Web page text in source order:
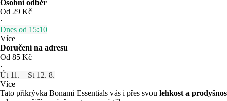
Osobní odběr
Od 29 Kč
·
Dnes od 15:10
Více
Doručení na adresu
Od 85 Kč
·
Út 11. – St 12. 8.
Více
Tato přikrývka Bonami Essentials vás i přes svou lehkost a